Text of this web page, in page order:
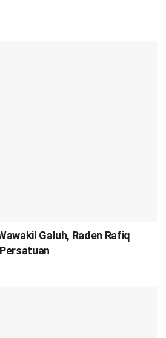
Galuh, Raden Rafiq